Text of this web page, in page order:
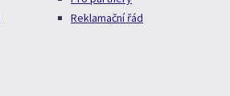
Reklamační řád